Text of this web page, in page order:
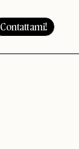
Contattami!